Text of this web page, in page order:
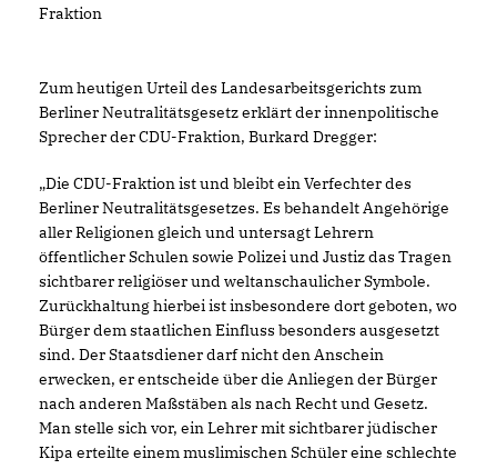
Fraktion
Zum heutigen Urteil des Landesarbeitsgerichts zum
Berliner Neutralitätsgesetz erklärt der innenpolitische
Sprecher der CDU-Fraktion, Burkard Dregger:
Die CDU-Fraktion ist und bleibt ein Verfechter des
Berliner Neutralitätsgesetzes. Es behandelt Angehörige
aller Religionen gleich und untersagt Lehrern
öffentlicher Schulen sowie Polizei und Justiz das Tragen
sichtbarer religiöser und weltanschaulicher Symbole.
Zurückhaltung hierbei ist insbesondere dort geboten, wo
Bürger dem staatlichen Einfluss besonders ausgesetzt
sind. Der Staatsdiener darf nicht den Anschein
erwecken, er entscheide über die Anliegen der Bürger
nach anderen Maßstäben als nach Recht und Gesetz.
Man stelle sich vor, ein Lehrer mit sichtbarer jüdischer
Kipa erteilte einem muslimischen Schüler eine schlechte